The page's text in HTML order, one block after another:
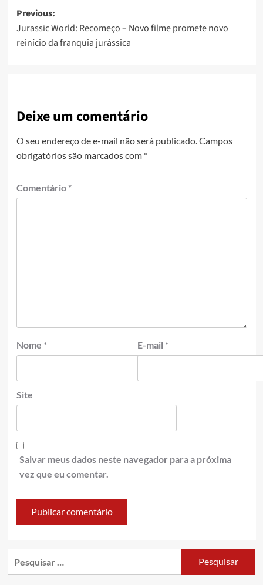
Previous:
Jurassic World: Recomeço – Novo filme promete novo
reinício da franquia jurássica
Deixe um comentário
O seu endereço de e-mail não será publicado. Campos
obrigatórios são marcados com *
Comentário *
Nome * E-mail *
Site
Salvar meus dados neste navegador para a próxima
vez que eu comentar.